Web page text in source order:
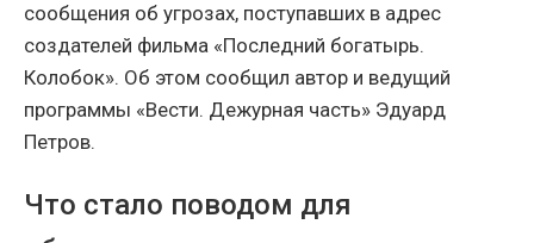
сообщения об угрозах, поступавших в адрес
создателей фильма «Последний богатырь.
Колобок». Об этом сообщил автор и ведущий
программы «Вести. Дежурная часть» Эдуард
Петров.
Что стало поводом для